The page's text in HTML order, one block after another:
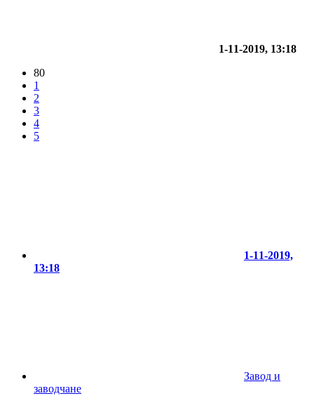
1-11-2019, 13:18
80
1
2
3
4
5
1-11-2019,
13:18
Завод и
заводчане